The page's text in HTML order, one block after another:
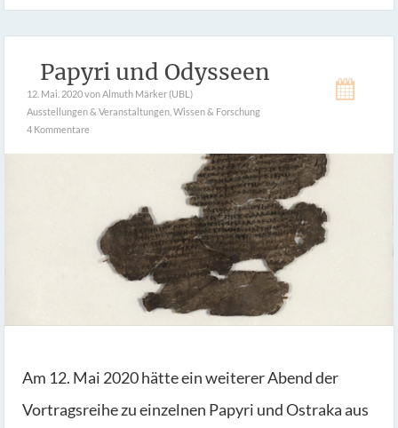
Papyri und Odysseen
12. Mai. 2020von Almuth Märker (UBL)
Ausstellungen & Veranstaltungen Wissen & Forschung
4 Kommentare
Am 12. Mai 2020 hätte ein weiterer Abend der
Vortragsreihe zu einzelnen Papyri und Ostraka aus